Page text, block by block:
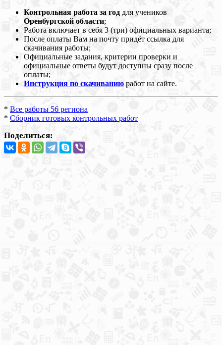
Контрольная работа за год для учеников
Оренбургской области;
Работа включает в себя 3 (три) официальных варианта;
После оплаты Вам на почту придёт ссылка для
скачивания работы;
Официальные задания, критерии проверки и
официальные ответы будут доступны сразу после
оплаты;
Инструкция по скачиванию работ на сайте.
* Все работы 56 региона
* Сборник готовых контрольных работ
Поделиться: